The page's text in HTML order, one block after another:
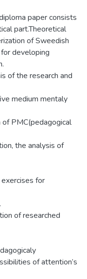
paper consists
part.Theoretical
of Sweedish
developing
of the research and
medium mentaly
PMC(pedagogical
the analysis of
for
of researched
of attention’s